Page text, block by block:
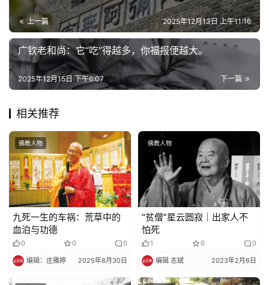
上一篇 2025年12月13日 上午11:16
广钦老和尚：它“吃”得越多，你福报便越大。
下一篇
2025年12月15日 下午6:07
相关推荐
佛教人物
九死一生的车祸：荒草中的
血泊与功德
0 0 0
编辑：庄雅婷 2025年8月30日
佛教人物
“贫僧”星云圆寂｜出家人不
怕死
1 0 0
编辑 志斌 2023年2月6日